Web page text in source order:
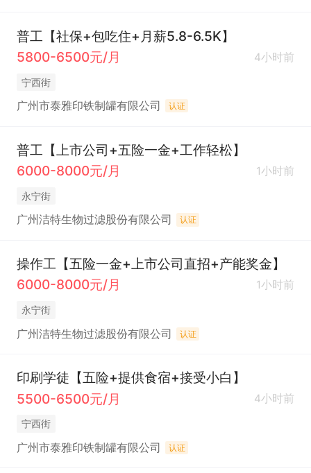
普工【社保+包吃住+月薪5.8-6.5K】
5800-6500元/月
4小时前
宁西街
广州市泰雅印铁制罐有限公司 认证
普工【上市公司+五险一金+工作轻松】
6000-8000元/月
1小时前
永宁街
广州洁特生物过滤股份有限公司 认证
操作工【五险一金+上市公司直招+产能奖金】
6000-8000元/月
1小时前
永宁街
广州洁特生物过滤股份有限公司 认证
印刷学徒【五险+提供食宿+接受小白】
5500-6500元/月
4小时前
宁西街
广州市泰雅印铁制罐有限公司 认证